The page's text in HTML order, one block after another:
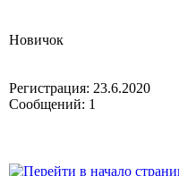
Новичок
Регистрация: 23.6.2020
Сообщений: 1